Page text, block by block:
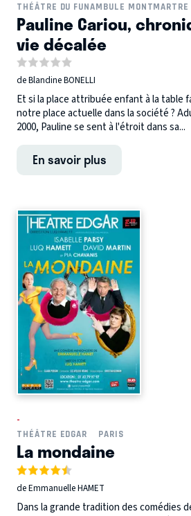
THÉÂTRE DU FUNAMBULE MONTMARTRE
Pauline Cariou,
vie décalée
de Blandine BONELLI
Et si la place attribuée enfant à la table
notre place actuelle dans la société ?
2000, Pauline se sent à l'étroit dans sa...
En savoir plus
-
THÉÂTRE EDGAR
PARIS
La mondaine
de Emmanuelle HAMET
Dans la grande tradition des comédies